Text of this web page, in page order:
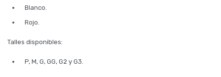
Blanco.
Rojo.
Talles disponibles:
P, M, G, GG, G2 y G3.